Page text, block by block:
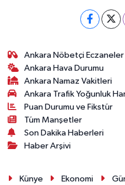
Ankara Nöbetçi Eczaneler
Ankara Hava Durumu
Ankara Namaz Vakitleri
Ankara Trafik Yoğunluk
Puan Durumu ve Fikstür
Tüm Manşetler
Son Dakika Haberleri
Haber Arşivi
Künye Ekonomi